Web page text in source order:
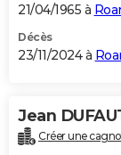
21/04/1965 à
Décès
23/11/2024 à
Jean
Créer une